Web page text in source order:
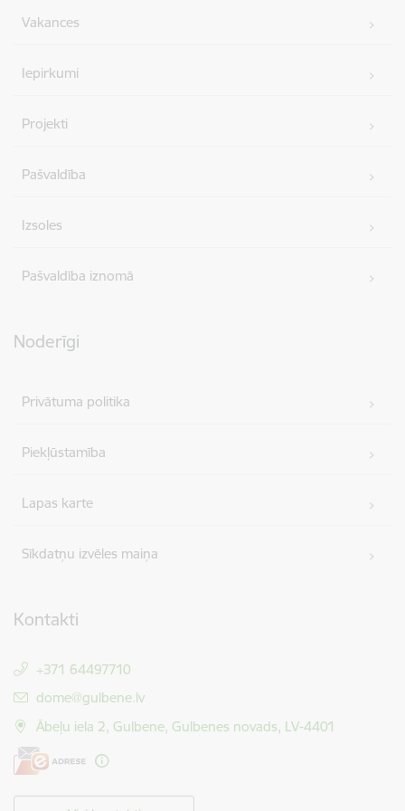
Vakances
Iepirkumi
Projekti
Pašvaldība
Izsoles
Pašvaldība iznomā
Noderīgi
Privātuma politika
Piekļūstamība
Lapas karte
Sīkdatņu izvēles maiņa
Kontakti
+371 64497710
E-pasts:
dome@gulbene.lv
Ābeļu iela 2, Gulbene, Gulbenes novads, LV-4401